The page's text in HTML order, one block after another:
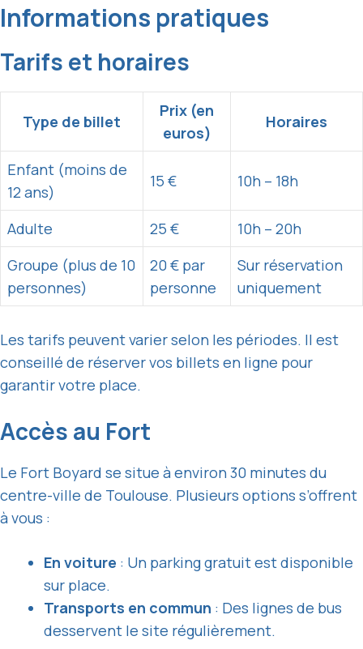
Informations pratiques
Tarifs et horaires
Type de billet
Prix (en
euros)
Horaires
Enfant (moins de
12 ans)
15 € 10h – 18h
Adulte 25 €
10h – 20h
Groupe (plus de 10
personnes)
20 € par
personne
Sur réservation
uniquement
Les tarifs peuvent varier selon les périodes. Il est
conseillé de réserver vos billets en ligne pour
garantir votre place.
Accès au Fort
Le Fort Boyard se situe à environ 30 minutes du
centre-ville de Toulouse. Plusieurs options s’offrent
à vous :
En voiture : Un parking gratuit est disponible
sur place.
Transports en commun : Des lignes de bus
desservent le site régulièrement.